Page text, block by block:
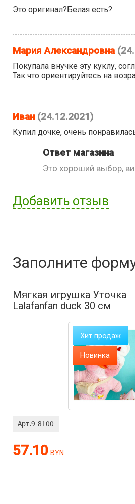
Это оригинал?Белая есть?
Мария Александровна
Покупала внучке эту куклу,
Так что ориентируйтесь на
Иван (24.12.2021)
Купил дочке, очень
Ответ магазина
Это хороший выбор,
Добавить отзыв
Отзыв:
Антиспам:
Заполните
Мягкая игрушка Уточка
Lalafanfan duck 30 см
Хит продаж
Новинка
57.10 BYN